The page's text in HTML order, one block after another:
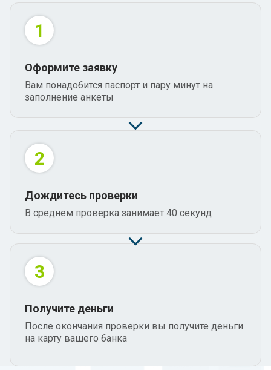
1
Оформите заявку
Вам понадобится паспорт и пару минут на
заполнение анкеты
2
Дождитесь проверки
В среднем проверка занимает 40 секунд
3
Получите деньги
После окончания проверки вы получите деньги
на карту вашего банка